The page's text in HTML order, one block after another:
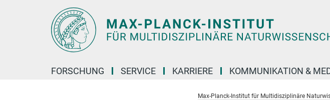
FORSCHUNG SERVICE KARRIERE KOMMUNIKATION &
Max-Planck-Institut für Multidisziplinäre